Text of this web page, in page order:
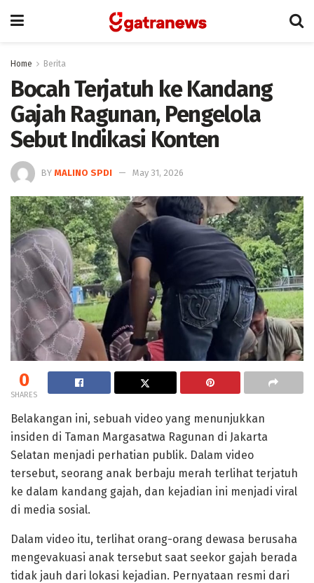
Home Berita
Bocah Terjatuh ke Kandang
Gajah Ragunan, Pengelola
Sebut Indikasi Konten
BY MALINO SPDI May 31, 2026
0
SHARES
Belakangan ini, sebuah video yang menunjukkan
insiden di Taman Margasatwa Ragunan di Jakarta
Selatan menjadi perhatian publik. Dalam video
tersebut, seorang anak berbaju merah terlihat terjatuh
ke dalam kandang gajah, dan kejadian ini menjadi viral
di media sosial.
Dalam video itu, terlihat orang-orang dewasa berusaha
mengevakuasi anak tersebut saat seekor gajah berada
tidak jauh dari lokasi kejadian. Pernyataan resmi dari